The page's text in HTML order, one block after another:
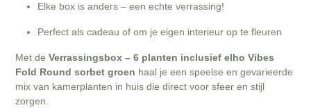
Elke box is anders – een echte verrassing!
Perfect als cadeau of om je eigen interieur op te fleuren
Met deVerrassingsbox – 6 planten inclusief elho Vibes
Fold Round sorbet groen haal je een speelse en gevarieerde
mix van kamerplanten in huis die direct voor sfeer en stijl
zorgen.